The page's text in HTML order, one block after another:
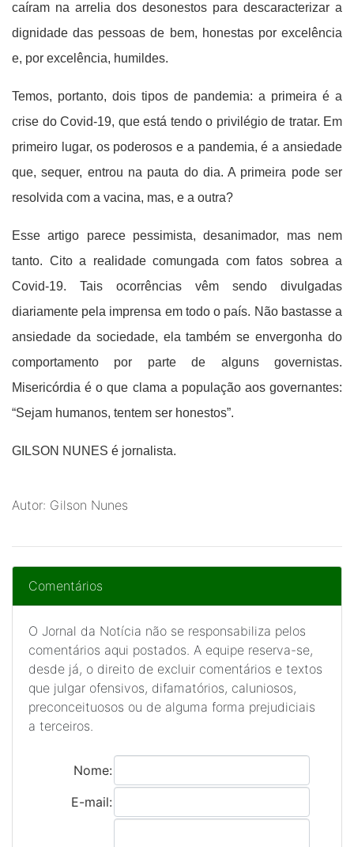
caíram na arrelia dos desonestos para descaracterizar a
dignidade das pessoas de bem, honestas por excelência
e, por excelência, humildes.
Temos, portanto, dois tipos de pandemia: a primeira é a
crise do Covid-19, que está tendo o privilégio de tratar. Em
primeiro lugar, os poderosos e a pandemia, é a ansiedade
que, sequer, entrou na pauta do dia. A primeira pode ser
resolvida com a vacina, mas, e a outra?
Esse artigo parece pessimista, desanimador, mas nem
tanto. Cito a realidade comungada com fatos sobrea a
Covid-19. Tais ocorrências vêm sendo divulgadas
diariamente pela imprensa em todo o país. Não bastasse a
ansiedade da sociedade, ela também se envergonha do
comportamento por parte de alguns governistas.
Misericórdia é o que clama a população aos governantes:
“Sejam humanos, tentem ser honestos”.
GILSON NUNES é jornalista.
Autor: Gilson Nunes
Comentários
O Jornal da Notícia não se responsabiliza pelos
comentários aqui postados. A equipe reserva-se,
desde já, o direito de excluir comentários e textos
que julgar ofensivos, difamatórios, caluniosos,
preconceituosos ou de alguma forma prejudiciais
a terceiros.
Nome:
E-mail: